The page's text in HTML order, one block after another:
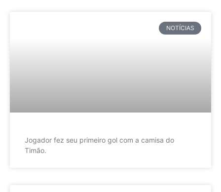
NOTÍCIAS
Jogador fez seu primeiro gol com a camisa do
Timão.